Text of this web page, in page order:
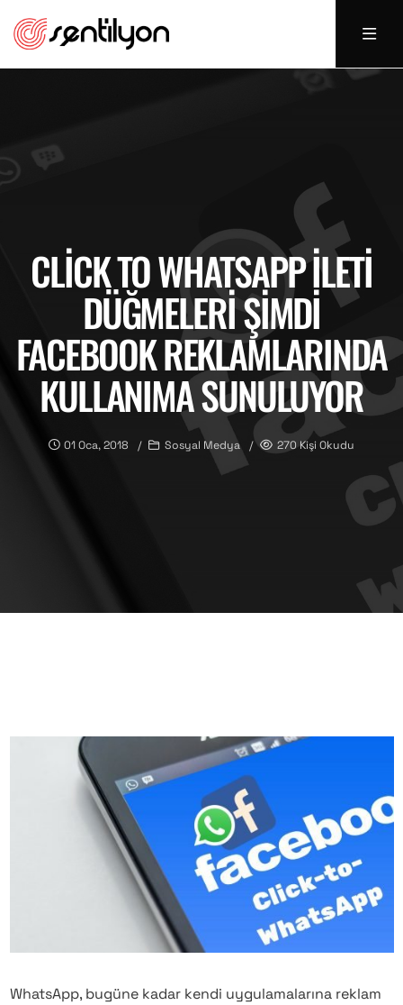
CLICK TO WHATSAPP İLETI
DÜĞMELERI ŞIMDI
FACEBOOK REKLAMLARINDA
KULLANIMA SUNULUYOR
01 Oca, 2018 Sosyal Medya 270 Kişi Okudu
WhatsApp, bugüne kadar kendi uygulamalarına reklam